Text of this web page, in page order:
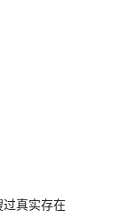
过真实存在